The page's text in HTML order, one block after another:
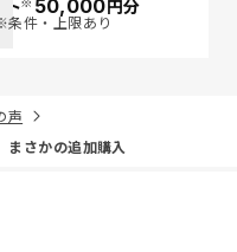
ト 50,000円分
条件・上限あり
声
まさかの追加購入